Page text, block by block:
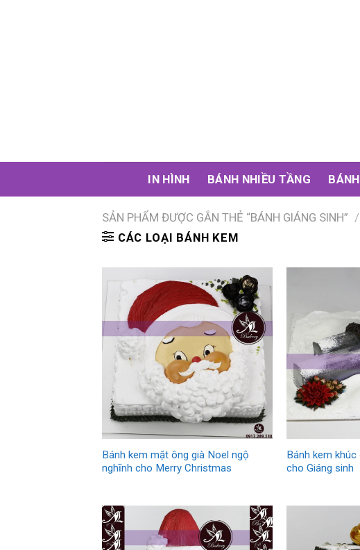
IN HÌNH BÁNH NHIỀU TẦNG
SẢN PHẨM ĐƯỢC GẮN THẺ “BÁNH GIÁNG SINH” /
CÁC LOẠI BÁNH KEM
Bánh kem mặt ông già Noel ngộ
nghĩnh cho Merry Christmas
Bánh kem
cho Giáng sinh